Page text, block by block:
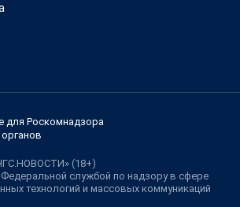
для Роскомнадзора
(18+)
службой по надзору в сфере
технологий и массовых коммуникаций